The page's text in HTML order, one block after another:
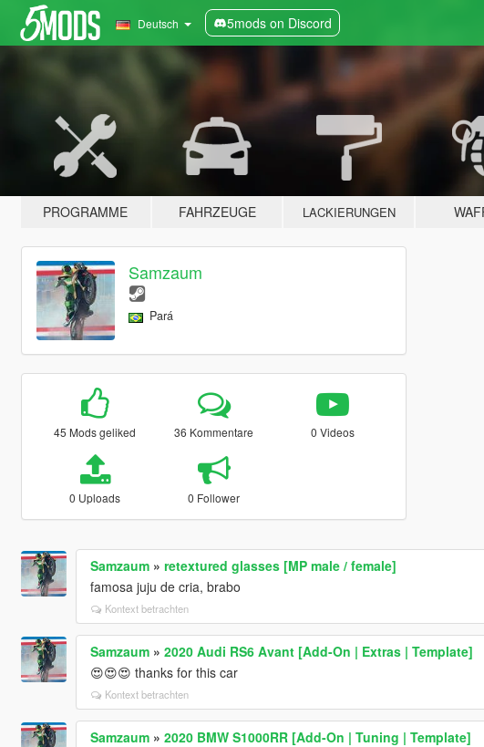
Deutsch 5mods on Discord
PROGRAMME FAHRZEUGE LACKIERUNGEN
Samzaum
Pará
45 Mods geliked 36 Kommentare 0 Videos
0 Uploads 0 Follower
Samzaum» retextured glasses [MP male / female]
famosa juju de cria, brabo
Kontext betrachten
Samzaum» 2020 Audi RS6 Avant [Add-On | Extras | Template]
😍😍😍 thanks for this car
Kontext betrachten
Samzaum» 2020 BMW S1000RR [Add-On | Tuning | Template]